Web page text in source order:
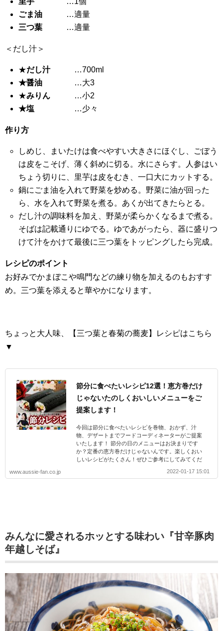
ごま油 …適量
三つ葉 …適量
＜だし汁＞
★だし汁…700ml
★醤油 …大3
★みりん …小2
★塩 …少々
作り方
しめじ、まいたけは食べやすい大きさにほぐし、ごぼう
は皮をこそげ、薄く斜めに切る。水にさらす。人参はい
ちょう切りに、里芋は皮をむき、一口大にカットする。
鍋にごま油を入れて野菜を炒める。野菜に油が回った
ら、水を入れて野菜を煮る。あくが出てきたらとる。
だし汁の調味料を加え、野菜が柔らかくなるまで煮る。
そばは記載通りにゆでる。ゆであがったら、器に盛りつ
けて汁をかけて最後に三つ葉をトッピングしたら完成。
レシピのポイント
お好みでかまぼこや鳴門などの練り物を加えるのもおすす
め。三つ葉を添えると華やかになります。
ちょっと大人味、【三つ葉と春菊の蕎麦】レシピはこちら
▼
節分に食べたいレシピ12選！恵方巻だけ
じゃないたのしくおいしいメニューをご
提案します！
今回は節分に食べたいレシピを巻物、おかず、汁
物、デザートまでフードコーディネーターがご提案
いたします！ 節分の日のメニューはお決まりです
か？定番の恵方巻だけじゃないんです。楽しくおい
しいレシピがたくさん！ぜひご参考にしてみてくだ
www.aussie-fan.co.jp 2022-01-17 15:01
みんなに愛されるホッとする味わい『甘辛豚肉
年越しそば』